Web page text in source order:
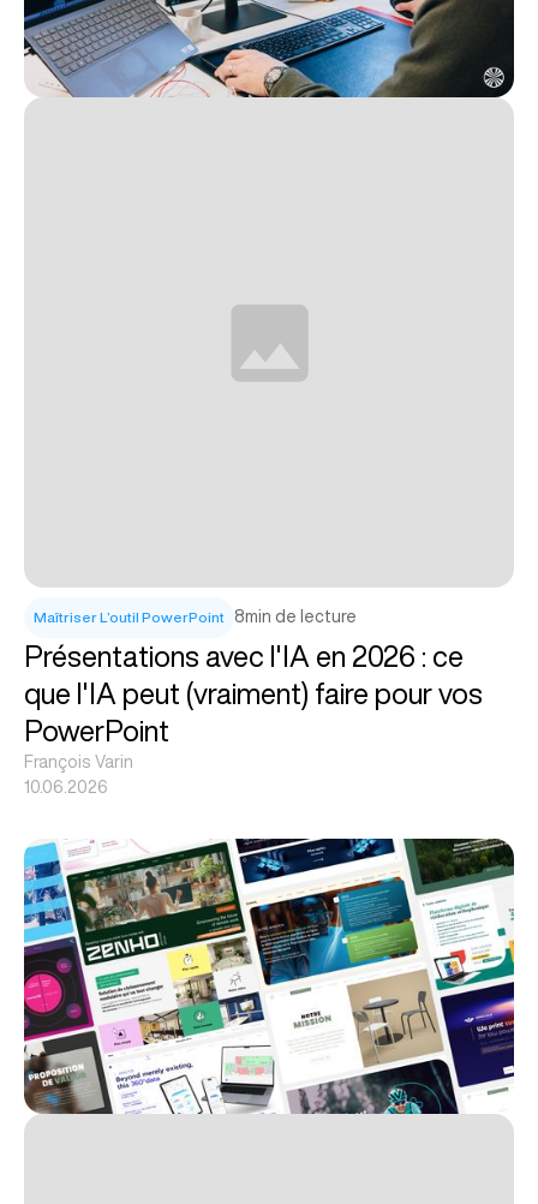
Maîtriser L’outil PowerPoint 8min de lecture
Présentations avec l'IA en 2026 : ce
que l'IA peut (vraiment) faire pour vos
PowerPoint
François Varin
10.06.2026